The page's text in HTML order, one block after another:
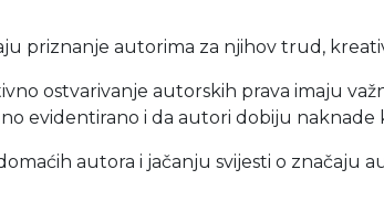
priznanje autorima za njihov trud,
ostvarivanje autorskih prava imaju
evidentirano i da autori dobiju naknade
autora i jačanju svijesti o značaju